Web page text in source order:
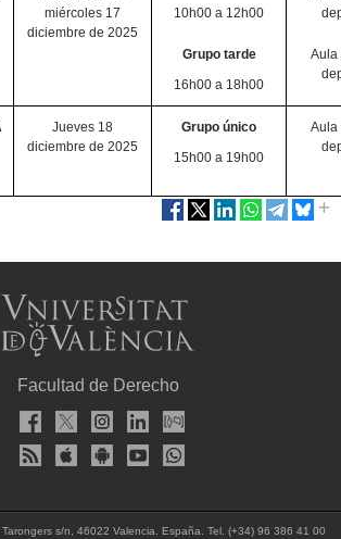
miércoles 17
diciembre de 2025
10h00 a 12h00
Grupo tarde
16h00 a 18h00
Aula
Jueves 18
diciembre de 2025
Grupo único
15h00 a 19h00
Aula
Facultad de Derecho
s/n, 46022 Valencia. España. Tel. (+34) 96 386 41 00